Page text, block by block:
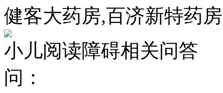
健客大药房,百济新特药
小儿阅读障碍相关问答
问：